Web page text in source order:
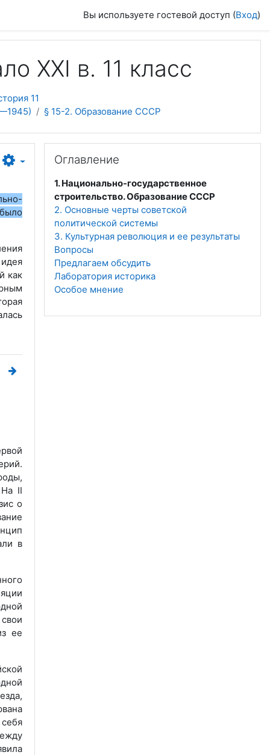
Вы используете гостевой доступ (Вход)
ХХІ в. 11 класс
11
§ 15-2. Образование СССР
как
На II
о
в
ее
Оглавление
1. Национально-государственное
строительство. Образование СССР
2. Основные черты советской
политической системы
3. Культурная революция и ее результаты
Вопросы
Предлагаем обсудить
Лаборатория историка
Особое мнение